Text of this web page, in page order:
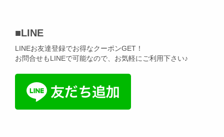
■LINE
LINEお友達登録でお得なクーポンGET！
お問合せもLINEで可能なので、お気軽にご利用下さい♪